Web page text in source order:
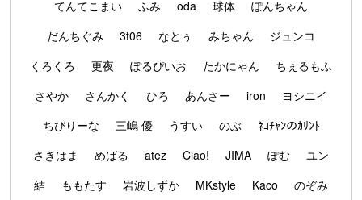
てんてこまい
ふみ oda 球体
ぽんちゃん
だんちぐみ
3t06 なとぅ みちゃん
ジュンコ
くろくろ
更夜 ぽるぴいお たかにゃん
ちぇるもふ
さやか
さんかく ひろ あんさー iron
ヨシニイ
ちびりーな
三嶋 優 うすい のぶ
ﾈｺﾁｬﾝのｶﾘﾝﾄ
さきはま
めばる atez Ciao! JIMA ぽむ
ユン
結
ももたす 岩波しずか MKstyle Kaco
のぞみ